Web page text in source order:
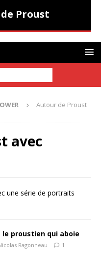
Proust
Autour de Proust
avec
une série de portraits
le proustien qui aboie
Ragonneau 1